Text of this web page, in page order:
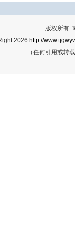
版权所有:
2026 http://
（任何引用或转